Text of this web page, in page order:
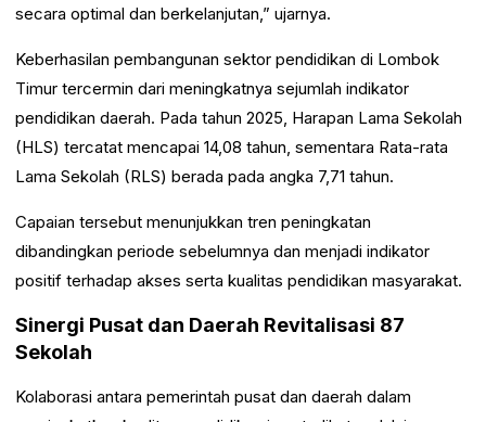
secara optimal dan berkelanjutan,” ujarnya.
Keberhasilan pembangunan sektor pendidikan di Lombok
Timur tercermin dari meningkatnya sejumlah indikator
pendidikan daerah. Pada tahun 2025, Harapan Lama Sekolah
(HLS) tercatat mencapai 14,08 tahun, sementara Rata-rata
Lama Sekolah (RLS) berada pada angka 7,71 tahun.
Capaian tersebut menunjukkan tren peningkatan
dibandingkan periode sebelumnya dan menjadi indikator
positif terhadap akses serta kualitas pendidikan masyarakat.
Sinergi Pusat dan Daerah Revitalisasi 87
Sekolah
Kolaborasi antara pemerintah pusat dan daerah dalam